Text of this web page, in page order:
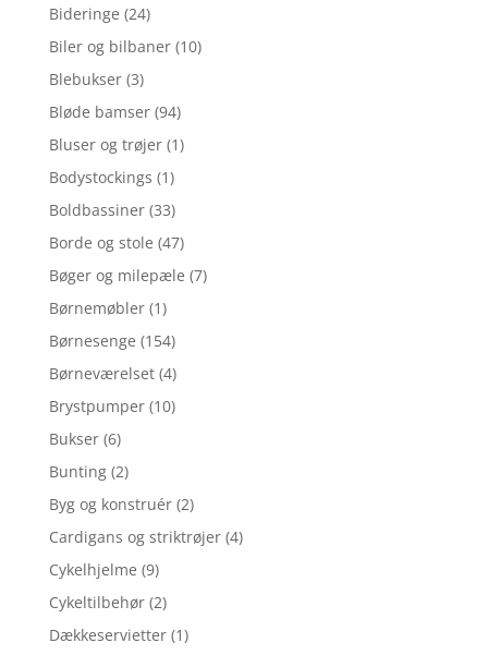
Bideringe (24)
Biler og bilbaner (10)
Blebukser (3)
Bløde bamser (94)
Bluser og trøjer (1)
Bodystockings (1)
Boldbassiner (33)
Borde og stole (47)
Bøger og milepæle (7)
Børnemøbler (1)
Børnesenge (154)
Børneværelset (4)
Brystpumper (10)
Bukser (6)
Bunting (2)
Byg og konstruér (2)
Cardigans og striktrøjer (4)
Cykelhjelme (9)
Cykeltilbehør (2)
Dækkeservietter (1)